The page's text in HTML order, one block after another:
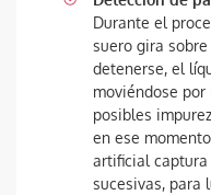
Durante el
suero gira
detenerse, el
moviéndose
posibles
en ese
artificial captura
sucesivas, para